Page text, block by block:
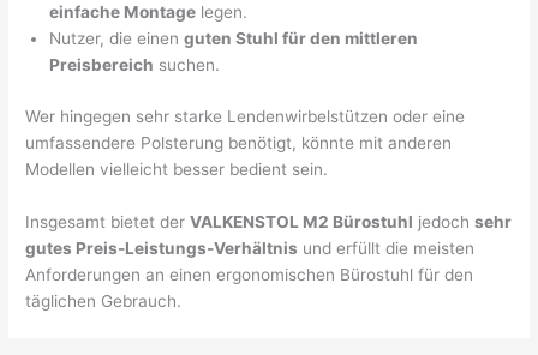
einfache Montage legen.
Nutzer, die einenguten Stuhl für den mittleren
Preisbereich suchen.
Wer hingegen sehr starke Lendenwirbelstützen oder eine
umfassendere Polsterung benötigt, könnte mit anderen
Modellen vielleicht besser bedient sein.
Insgesamt bietet derVALKENSTOL M2 Bürostuhl jedochsehr
gutes Preis-Leistungs-Verhältnis und erfüllt die meisten
Anforderungen an einen ergonomischen Bürostuhl für den
täglichen Gebrauch.